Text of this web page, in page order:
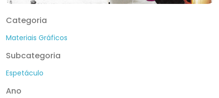
Categoria
Materiais Gráficos
Subcategoria
Espetáculo
Ano